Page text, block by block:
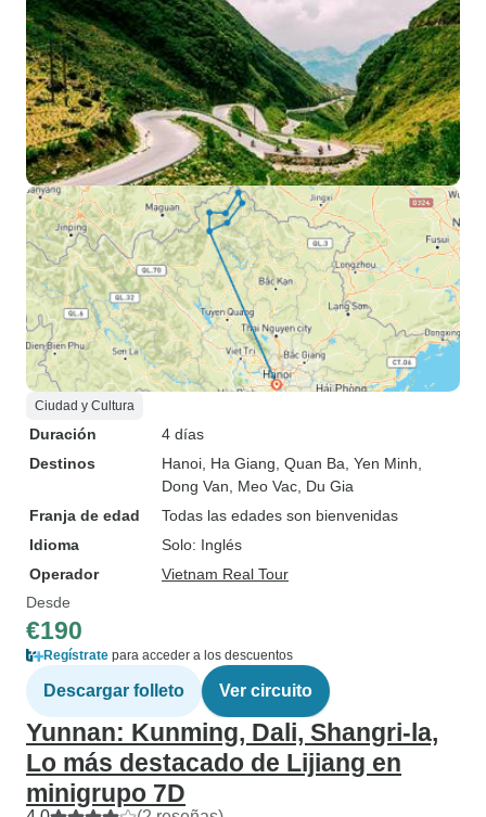
Ciudad y Cultura
Duración
4 días
Destinos
Hanoi , Ha Giang , Quan Ba , Yen Minh
Dong Van , Meo Vac , Du Gia
Franja de edad
Todas las edades son bienvenidas
Idioma
Solo: Inglés
Operador
Vietnam Real Tour
Desde
€190
Regístrate para acceder a los descuentos
Descargar folleto Ver circuito
Yunnan: Kunming, Dali, Shangri-la,
Lo más destacado de Lijiang en
minigrupo 7D